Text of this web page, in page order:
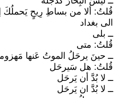
قُلتُ: ألا من بساطِ رِيحٍ يَحملُكَ
الى بغداد
ــ بلى
قُلتُ: متى
ــ حينَ يرحَلُ الموتُ عَنها مَهزوماً
قُلتُ: هل سَيرحَل
ــ لا بُدَّ أن يَرحَل
ــ لا بُدَّ ان يَرحَل